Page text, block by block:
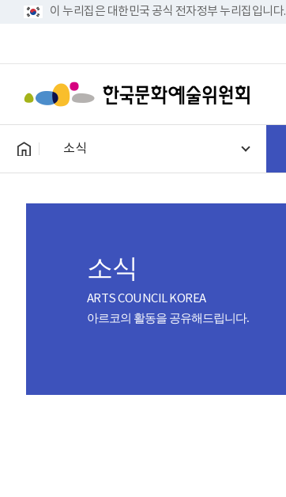
이 누리집은 대한민국 공식 전자정부 누리집입니다.
소식
소식
ARTS COUNCIL KOREA
아르코의 활동을 공유해드립니다.